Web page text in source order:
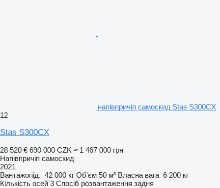
напівпричіп самоскид Stas S300CX
12
Stas S300CX
28 520 € 690 000 CZK ≈ 1 467 000 грн
Напівпричіп самоскид
2021
Вантажопід. 42 000 кг Об'єм 50 м³ Власна вага 6 200 кг
Кількість осей 3 Спосіб розвантаження задня